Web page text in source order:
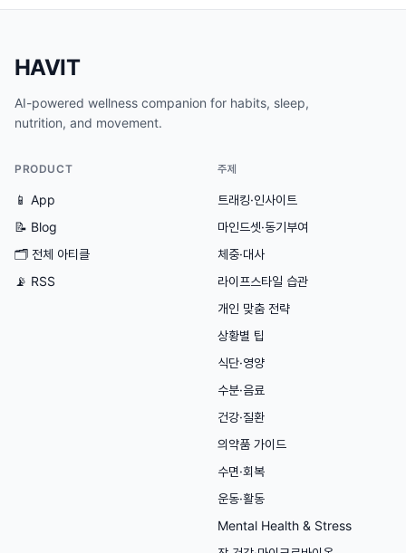
HAVIT
AI-powered wellness companion for habits, sleep,
nutrition, and movement.
PRODUCT
📱 App
📝 Blog
🗂 전체 아티클
📡 RSS
주제
트래킹·인사이트
마인드셋·동기부여
체중·대사
라이프스타일 습관
개인 맞춤 전략
상황별 팁
식단·영양
수분·음료
건강·질환
의약품 가이드
수면·회복
운동·활동
Mental Health & Stress